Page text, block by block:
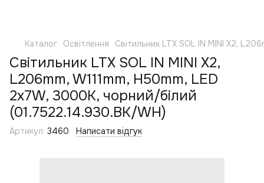
Каталог Освітлення Світильник LTX SOL IN MINI X2,
Світильник LTX SOL IN MINI X2,
L206mm, W111mm, H50mm, LED
2x7W, 3000K, чорний/білий
(01.7522.14.930.BK/WH)
Артикул: 3460 Написати відгук